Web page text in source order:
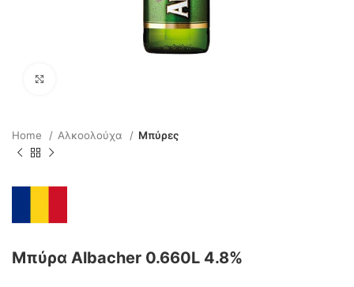
Home Αλκοολούχα Μπύρες
Μπύρα Albacher 0.660L 4.8%